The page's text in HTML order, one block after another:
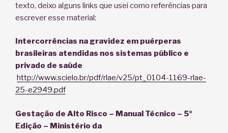
texto, deixo alguns links que usei como referências para
escrever esse material:
Intercorrências na gravidez em puérperas
brasileiras atendidas nos sistemas público e
privado de saúde
http://www.scielo.br/pdf/rlae/v25/pt_0104-1169-rlae-
25-e2949.pdf
Gestação de Alto Risco – Manual Técnico – 5º
Edição – Ministério da